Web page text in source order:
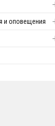
и оповещения